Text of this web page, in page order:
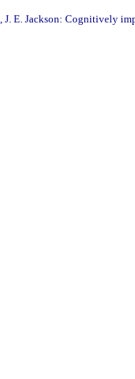
E. Jackson: Cognitively